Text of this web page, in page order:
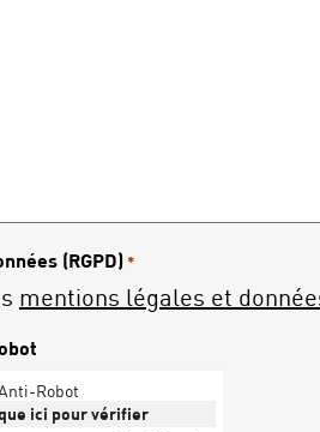
(RGPD) *
mentions légales et
Robot
ici pour vérifier